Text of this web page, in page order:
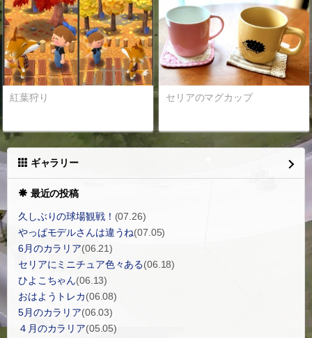
紅葉狩り セリアのマグカップ
ギャラリー
最近の投稿
久しぶりの球場観戦！ (07.26)
やっぱモデルさんは違うね(07.05)
6月のカラリア(06.21)
セリアにミニチュア色々ある(06.18)
ひよこちゃん(06.13)
おはようトレカ(06.08)
5月のカラリア(06.03)
４月のカラリア(05.05)